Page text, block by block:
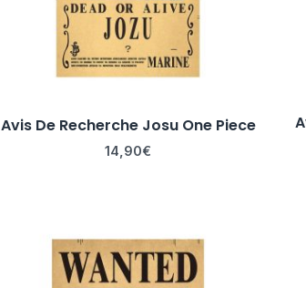
Avis De Recherche Josu One Piece
14,90€